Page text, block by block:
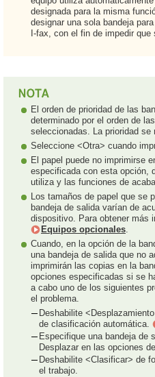
designada para la misma
designar una sola bandeja
I-fax, con el fin de impedir que
El orden de prioridad de las
determinado por el orden de
seleccionadas. La prioridad
Seleccione <Otra> cuando
El papel puede no imprimirse
especificada con esta opción,
utiliza y las funciones de
Los tamaños de papel que se
bandeja de salida varían de
dispositivo. Para obtener más
Equipos opcionales.
Cuando, en la opción de la
una bandeja de salida que no
imprimirán las copias en la
opciones especificadas si se
a cabo uno de los siguientes
el problema.
Deshabilite
de clasificación automática.
Especifique una bandeja de
Desplazar en las opciones
Deshabilite <Clasificar> de
el trabajo.